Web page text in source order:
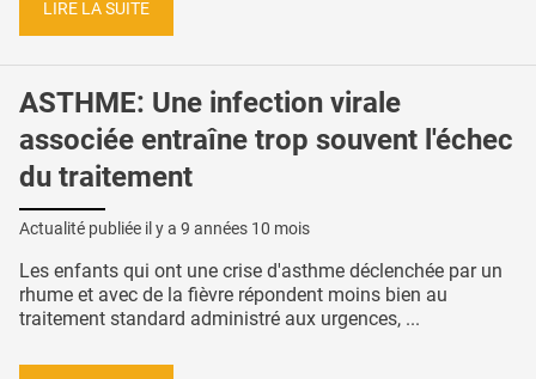
LIRE LA SUITE
ASTHME: Une infection virale
associée entraîne trop souvent l'échec
du traitement
Actualité publiée il y a 9 années 10 mois
Les enfants qui ont une crise d'asthme déclenchée par un
rhume et avec de la fièvre répondent moins bien au
traitement standard administré aux urgences, ...